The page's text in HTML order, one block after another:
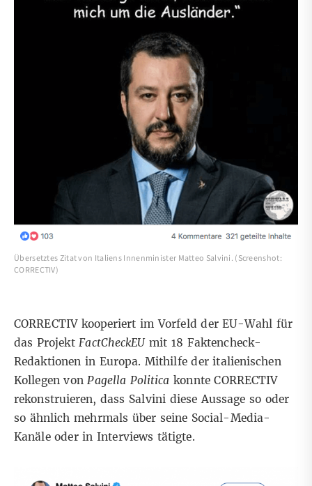
Übersetztes Zitat von Italiens Innenminister Matteo Salvini. (Screenshot:
CORRECTIV)
CORRECTIV kooperiert im Vorfeld der EU-Wahl für
das ProjektFactCheckEUmit 18 Faktencheck-
Redaktionen in Europa. Mithilfe der italienischen
Kollegen vonPagella Politica konnte CORRECTIV
rekonstruieren, dass Salvini diese Aussage so oder
so ähnlich mehrmals über seine Social-Media-
Kanäle oder in Interviews tätigte.